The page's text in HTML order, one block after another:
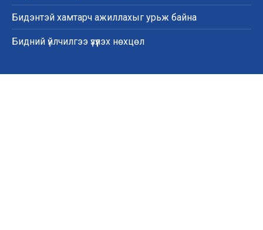
Бидэнтэй хамтарч ажиллахыг урьж байна
Бидний үйлчилгээ үзүүлэх нөхцөл